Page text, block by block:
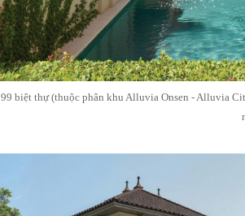
99 biệt thự (thuộc phân khu Alluvia Onsen - Alluvia